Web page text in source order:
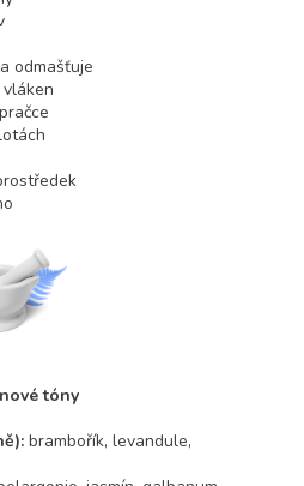
odmašťuje
tóny
: brambořík, levandule,